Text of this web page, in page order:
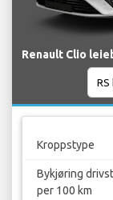
Renault Clio
Kroppstype
Bykjøring
per 100 km